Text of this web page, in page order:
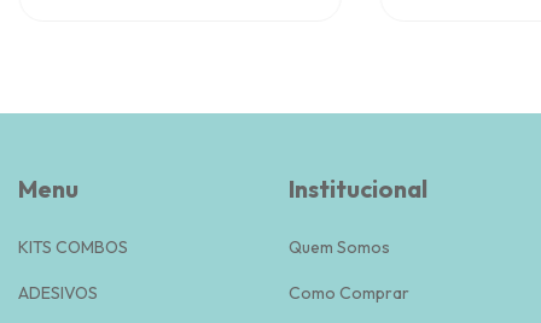
Menu
KITS COMBOS
ADESIVOS
Institucional
Quem Somos
Como Comprar